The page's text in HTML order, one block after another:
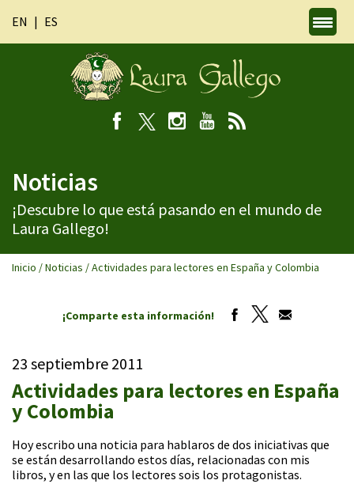
EN ES
Noticias
¡Descubre lo que está pasando en el mundo de
Laura Gallego!
Inicio /Noticias /Actividades para lectores en España y Colombia
¡Comparte esta información!
23 septiembre 2011
Actividades para lectores en España
y Colombia
Hoy escribo una noticia para hablaros de dos iniciativas que
se están desarrollando estos días, relacionadas con mis
libros, y en las que los lectores sois los protagonistas.